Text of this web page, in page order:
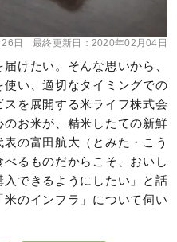
日 最終更新日： 2020年02月04日
けたい。そんな思いから、
い、適切なタイミングでの
を展開する米ライフ株式会
お米が、精米したての新鮮
の富田航大（とみた・こう
るものだからこそ、おいし
入できるようにしたい」と話
のインフラ」について伺い